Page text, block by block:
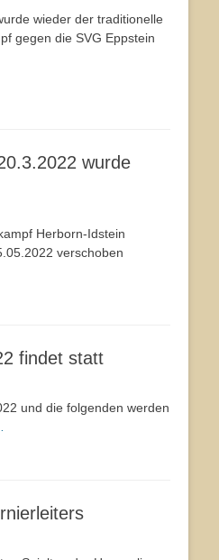
wieder der traditionelle
gegen die SVG Eppstein
wurde
Herborn-Idstein
verschoben
findet statt
und die folgenden werden